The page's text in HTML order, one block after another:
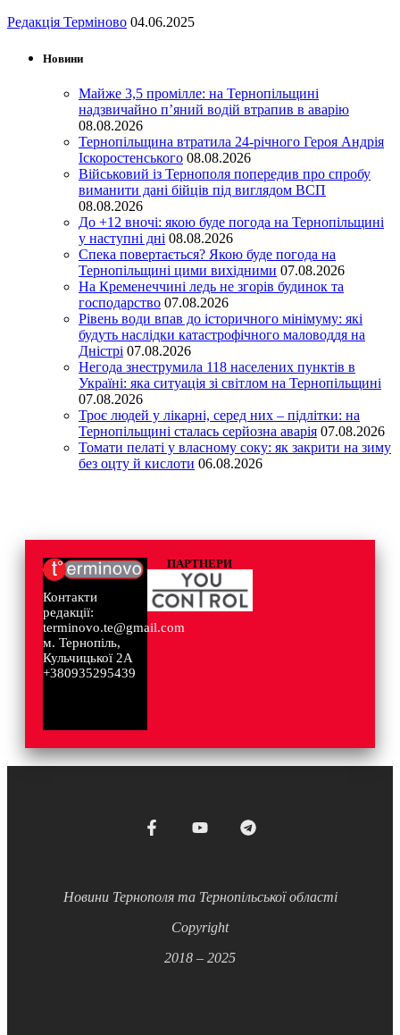
Редакція Терміново 04.06.2025
Новини
Майже 3,5 промілле: на Тернопільщині
надзвичайно п’яний водій втрапив в аварію
08.08.2026
Тернопільщина втратила 24-річного Героя Андрія
Іскоростенського 08.08.2026
Військовий із Тернополя попередив про спробу
виманити дані бійців під виглядом ВСП
08.08.2026
До +12 вночі: якою буде погода на Тернопільщині
у наступні дні 08.08.2026
Спека повертається? Якою буде погода на
Тернопільщині цими вихідними 07.08.2026
На Кременеччині ледь не згорів будинок та
господарство 07.08.2026
Рівень води впав до історичного мінімуму: які
будуть наслідки катастрофічного маловоддя на
Дністрі 07.08.2026
Негода знеструмила 118 населених пунктів в
Україні: яка ситуація зі світлом на Тернопільщині
07.08.2026
Троє людей у лікарні, серед них – підлітки: на
Тернопільщині сталась серйозна аварія 07.08.2026
Томати пелаті у власному соку: як закрити на зиму
без оцту й кислоти 06.08.2026
Контакти
редакції:
terminovo.te@gmail.com
м. Тернопіль,
Кульчицької 2А
+380935295439
ПАРТНЕРИ
Новини Тернополя та Тернопільської області
Copyright
2018 – 2025